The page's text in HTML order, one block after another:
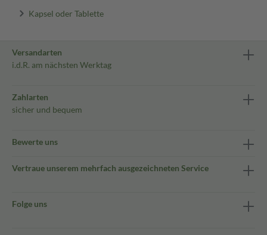
Kapsel oder Tablette
Versandarten
i.d.R. am nächsten Werktag
Zahlarten
sicher und bequem
Bewerte uns
Vertraue unserem mehrfach ausgezeichneten Service
Folge uns